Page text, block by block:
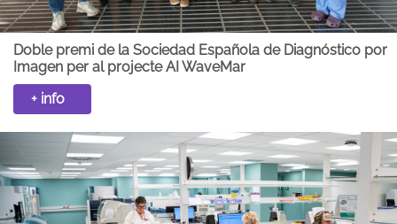
Doble premi de la Sociedad Española de Diagnóstico por
Imagen per al projecte AI WaveMar
+ info